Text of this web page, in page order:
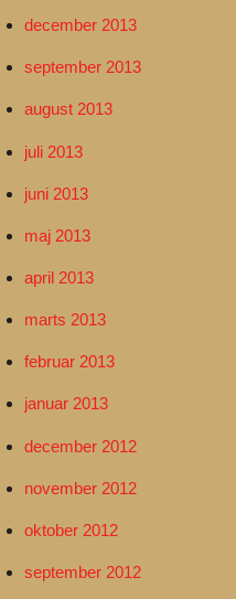
december 2013
september 2013
august 2013
juli 2013
juni 2013
maj 2013
april 2013
marts 2013
februar 2013
januar 2013
december 2012
november 2012
oktober 2012
september 2012